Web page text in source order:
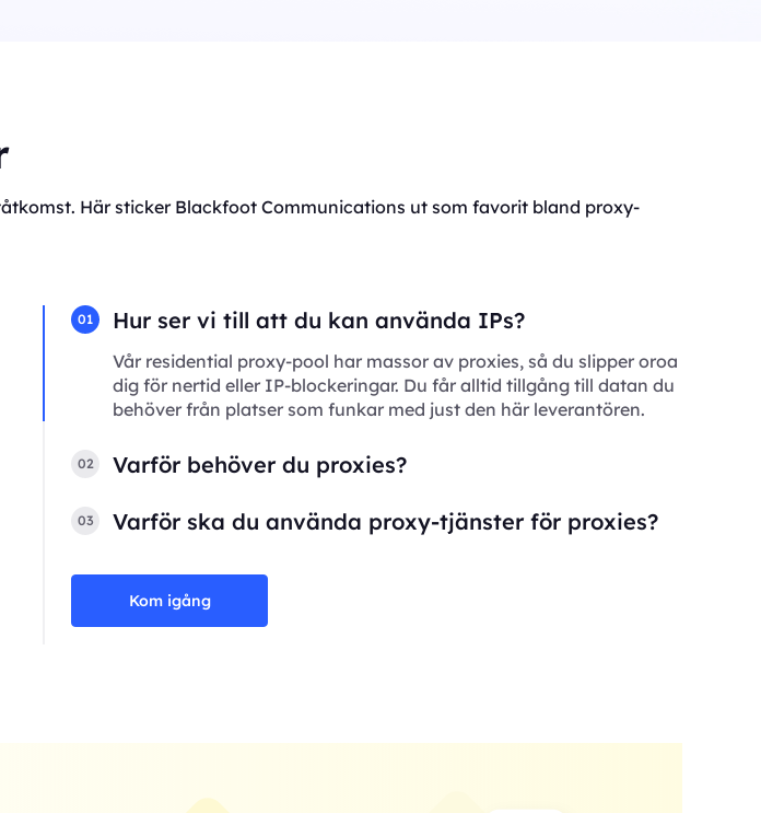
Här sticker Blackfoot Communications ut som favorit bland proxy-
01 Hur ser vi till att du kan använda IPs?
Vår residential proxy-pool har massor av proxies, så du slipper oroa
dig för nertid eller IP-blockeringar. Du får alltid tillgång till datan du
behöver från platser som funkar med just den här leverantören.
02 Varför behöver du proxies?
03 Varför ska du använda proxy-tjänster för proxies?
Kom igång